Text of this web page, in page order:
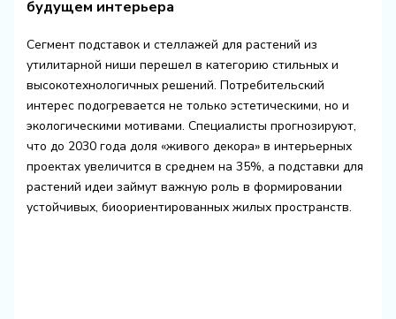
будущем интерьера
Сегмент подставок и стеллажей для растений из
утилитарной ниши перешел в категорию стильных и
высокотехнологичных решений. Потребительский
интерес подогревается не только эстетическими, но и
экологическими мотивами. Специалисты прогнозируют,
что до 2030 года доля «живого декора» в интерьерных
проектах увеличится в среднем на 35%, а подставки для
растений идеи займут важную роль в формировании
устойчивых, биоориентированных жилых пространств.